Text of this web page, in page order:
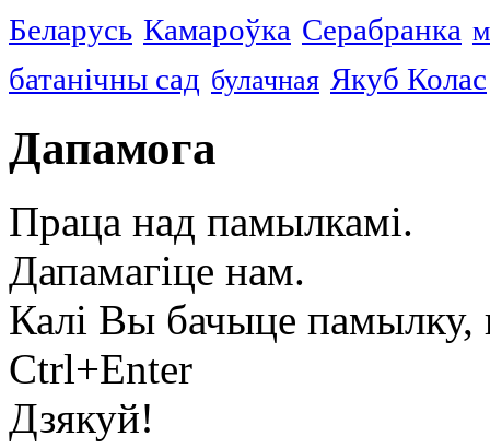
Беларусь Камароўка Серабранка
батанічны сад булачная Якуб Колас
Дапамога
Праца над памылкамі.
Дапамагіце нам.
Калі Вы бачыце памылку,
Ctrl+Enter
Дзякуй!